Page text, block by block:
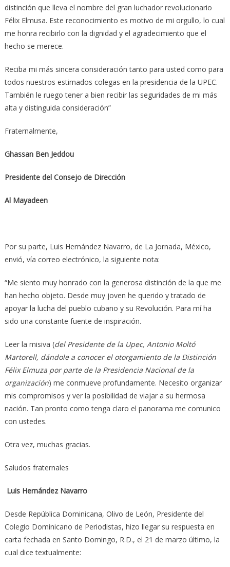
distinción que lleva el nombre del gran luchador revolucionario
Félix Elmusa. Este reconocimiento es motivo de mi orgullo, lo cual
me honra recibirlo con la dignidad y el agradecimiento que el
hecho se merece.
Reciba mi más sincera consideración tanto para usted como para
todos nuestros estimados colegas en la presidencia de la UPEC.
También le ruego tener a bien recibir las seguridades de mi más
alta y distinguida consideración”
Fraternalmente,
Ghassan Ben Jeddou
Presidente del Consejo de Dirección
Al Mayadeen
Por su parte, Luis Hernández Navarro, de La Jornada, México,
envió, vía correo electrónico, la siguiente nota:
“Me siento muy honrado con la generosa distinción de la que me
han hecho objeto. Desde muy joven he querido y tratado de
apoyar la lucha del pueblo cubano y su Revolución. Para mí ha
sido una constante fuente de inspiración.
Leer la misiva (del Presidente de la Upec, Antonio Moltó
Martorell, dándole a conocer el otorgamiento de la Distinción
Félix Elmuza por parte de la Presidencia Nacional de la
organización) me conmueve profundamente. Necesito organizar
mis compromisos y ver la posibilidad de viajar a su hermosa
nación. Tan pronto como tenga claro el panorama me comunico
con ustedes.
Otra vez, muchas gracias.
Saludos fraternales
Luis Hernández Navarro
Desde República Dominicana, Olivo de León, Presidente del
Colegio Dominicano de Periodistas, hizo llegar su respuesta en
carta fechada en Santo Domingo, R.D., el 21 de marzo último, la
cual dice textualmente: